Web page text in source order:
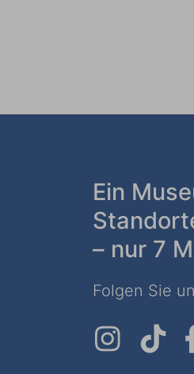
Ein
– nur 7
Folgen Sie